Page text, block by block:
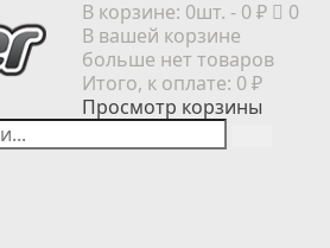
В корзине: 0шт. - 0 ₽
0
В вашей корзине
больше нет товаров
Итого, к оплате: 0 ₽
Просмотр корзины